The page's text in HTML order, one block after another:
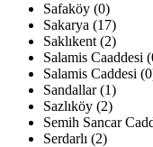
Safaköy (0)
Sakarya (17)
Saklıkent (2)
Salamis Caaddesi
Salamis Caddesi
Sandallar (1)
Sazlıköy (2)
Semih Sancar
Serdarlı (2)